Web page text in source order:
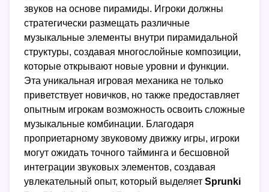
звуков на основе пирамиды. Игроки должны
стратегически размещать различные
музыкальные элементы внутри пирамидальной
структуры, создавая многослойные композиции,
которые открывают новые уровни и функции.
Эта уникальная игровая механика не только
приветствует новичков, но также предоставляет
опытным игрокам возможность освоить сложные
музыкальные комбинации. Благодаря
проприетарному звуковому движку игры, игроки
могут ожидать точного тайминга и бесшовной
интеграции звуковых элементов, создавая
увлекательный опыт, который выделяет Sprunki